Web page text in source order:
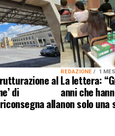
al
di
alla
REDAZIONE 1
La lettera:
anni che
non solo una